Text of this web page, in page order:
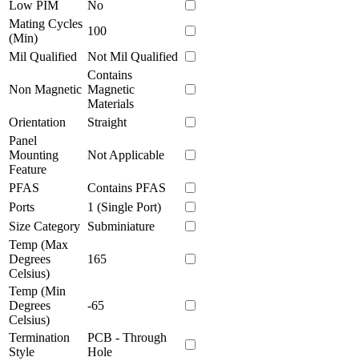
Low PIM
No
Mating Cycles
(Min)
100
Mil Qualified
Not Mil Qualified
Non Magnetic
Contains
Magnetic
Materials
Orientation
Straight
Panel
Mounting
Feature
Not Applicable
PFAS
Contains PFAS
Ports
1 (Single Port)
Size Category Subminiature
Temp (Max
Degrees
Celsius)
165
Temp (Min
Degrees
Celsius)
-65
Termination
Style
PCB - Through
Hole